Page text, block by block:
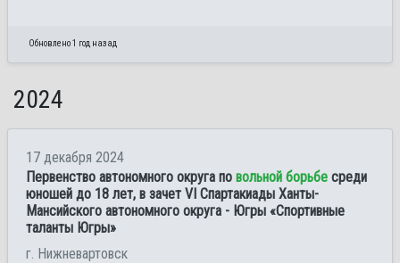
Обновлено 1 год назад
2024
17 декабря 2024
Первенство автономного округа по вольной борьбе среди
юношей до 18 лет, в зачет VI Спартакиады Ханты-
Мансийского автономного округа - Югры «Спортивные
таланты Югры»
г. Нижневартовск